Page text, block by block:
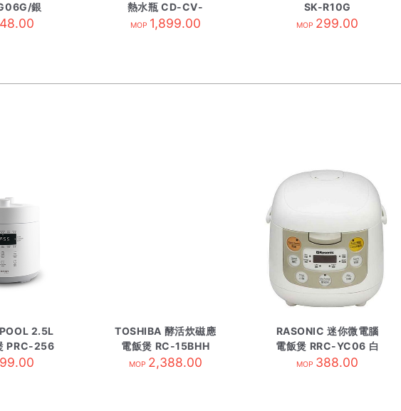
銀
熱水瓶 CD-CV-
JAQ50-XB
MOP 1,899.00
SK-R10G
MOP 299.00
2.5L
PRC-256
TOSHIBA 酵活炊磁應
電飯煲 RC-15BHH
MOP 2,388.00
RASONIC 迷你微電腦
電飯煲 RRC-YC06 白
MOP 388.00